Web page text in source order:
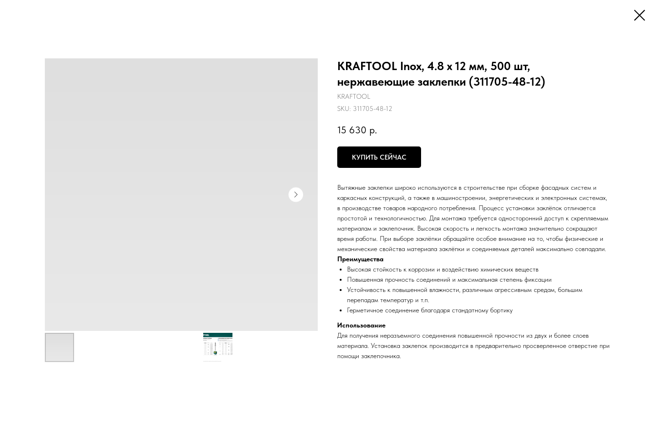
KRAFTOOL Inox, 4.8 x 12 мм, 500 шт,
нержавеющие заклепки (311705-48-12)
KRAFTOOL
SKU: 311705-48-12
15 630 р.
КУПИТЬ СЕЙЧАС
Вытяжные заклепки широко используются в строительстве при сборке фасадных систем и
каркасных конструкций, а также в машиностроении, энергетических и электронных системах,
в производстве товаров народного потребления. Процесс установки заклёпок отличается
простотой и технологичностью. Для монтажа требуется односторонний доступ к скрепляемым
материалам и заклепочник. Высокая скорость и легкость монтажа значительно сокращают
время работы. При выборе заклёпки обращайте особое внимание на то, чтобы физические и
механические свойства материала заклёпки и соединяемых деталей максимально совпадали.
Преимущества
Высокая стойкость к коррозии и воздействию химических веществ
Повышенная прочность соединений и максимальная степень фиксации
Устойчивость к повышенной влажности, различным агрессивным средам, большим
перепадам температур и т.п.
Герметичное соединение благодаря стандатному бортику
Использование
Для получения неразъемного соединения повышенной прочности из двух и более слоев
материала. Установка заклепок производится в предварительно просверленное отверстие при
помощи заклепочника.